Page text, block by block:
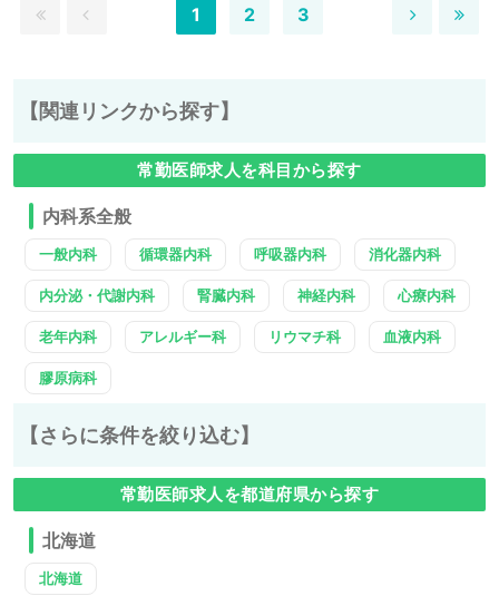
1 2 3
【関連リンクから探す】
常勤医師求人を科目から探す
内科系全般
一般内科 循環器内科 呼吸器内科 消化器内科
内分泌・代謝内科 腎臓内科 神経内科 心療内科
老年内科 アレルギー科 リウマチ科 血液内科
膠原病科
【さらに条件を絞り込む】
常勤医師求人を都道府県から探す
北海道
北海道